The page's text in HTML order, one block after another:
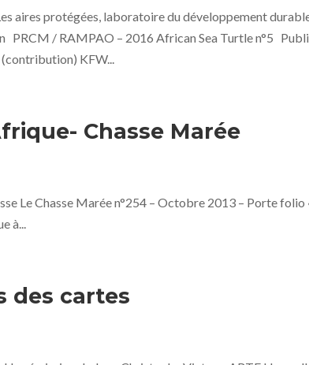
aires protégées, laboratoire du développement
PRCM / RAMPAO – 2016 African Sea Turtle n°5
KFW...
Chasse Marée
Le Chasse Marée n°254 – Octobre 2013 – Porte folio
à...
des cartes